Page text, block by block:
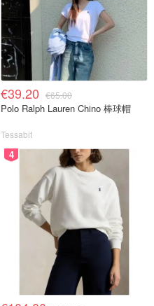
€39.20 €65.00
Polo Ralph Lauren Chino 棒球帽
Tessabit
4